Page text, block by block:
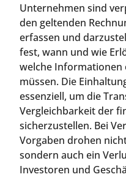
Unternehmen sind
den geltenden
erfassen und
fest, wann und wie
welche Informationen
müssen. Die
essenziell, um die
Vergleichbarkeit der
sicherzustellen. Bei
Vorgaben drohen
sondern auch ein
Investoren und